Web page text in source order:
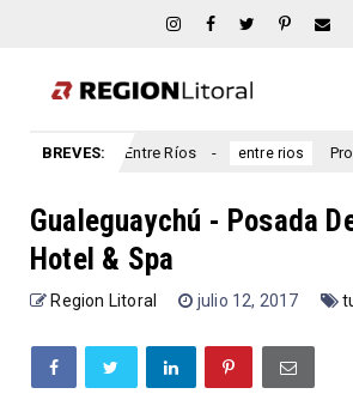
BREVES:
Entre Ríos entre rios
Gualeguaychú - Posada
Hotel & Spa
Region Litoral julio 12, 2017